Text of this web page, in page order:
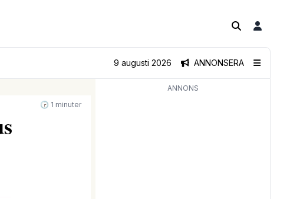
ANNONSERA
9 augusti 2026
🕝 1 minuter
ANNONS